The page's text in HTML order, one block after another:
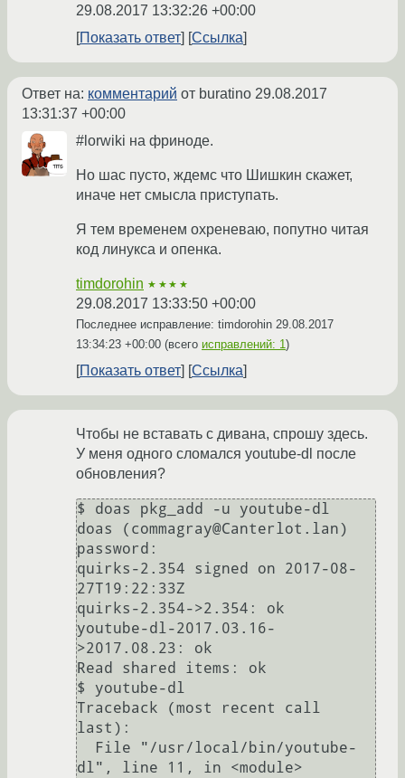
29.08.2017 13:32:26 +00:00
Показать ответ
Ссылка
Ответ на: комментарий от buratino 29.08.2017
13:31:37 +00:00
#lorwiki на фриноде.
Но шас пусто, ждемс что Шишкин скажет,
иначе нет смысла приступать.
Я тем временем охреневаю, попутно читая
код линукса и опенка.
timdorohin ★★★★
29.08.2017 13:33:50 +00:00
Последнее исправление: timdorohin 29.08.2017
13:34:23 +00:00 (всего исправлений: 1)
Показать ответ Ссылка
Чтобы не вставать с дивана, спрошу здесь.
У меня одного сломался youtube-dl после
обновления?
$ doas pkg_add -u youtube-dl
doas (commagray@Canterlot.lan)
password:
quirks-2.354 signed on 2017-08-
27T19:22:33Z
quirks-2.354->2.354: ok
youtube-dl-2017.03.16-
>2017.08.23: ok
Read shared items: ok
$ youtube-dl
Traceback (most recent call
last):
dl", line 11, in <module>